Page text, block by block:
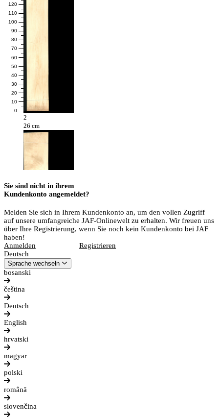
0
10
20
30
40
50
60
70
80
90
100
110
120
2
26 cm
Sie sind nicht in ihrem
Kundenkonto angemeldet?
Melden Sie sich in Ihrem Kundenkonto an, um den vollen Zugriff
auf unsere umfangreiche JAF-Onlinewelt zu erhalten. Wir freuen uns
über Ihre Registrierung, wenn Sie noch kein Kundenkonto bei JAF
haben!
Anmelden
Registrieren
Deutsch
Sprache wechseln
bosanski
čeština
Deutsch
English
hrvatski
magyar
polski
română
slovenčina